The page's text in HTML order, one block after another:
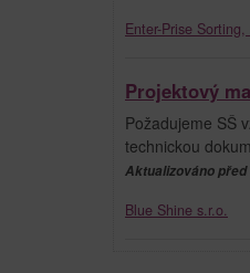
Enter-Prise Sorting,
Projektový
Požadujeme SŠ
technickou
Aktualizováno před
Blue Shine s.r.o.